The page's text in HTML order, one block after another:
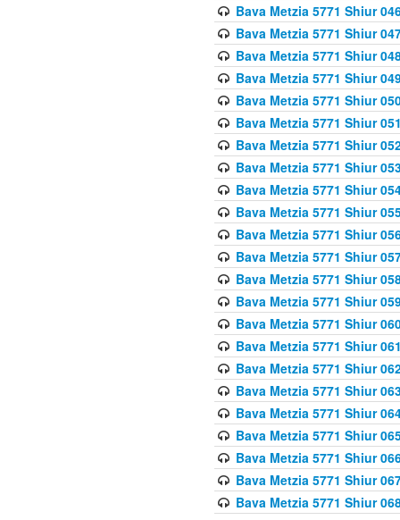
Bava Metzia 5771 Shiur
Bava Metzia 5771 Shiur
Bava Metzia 5771 Shiur
Bava Metzia 5771 Shiur
Bava Metzia 5771 Shiur
Bava Metzia 5771 Shiur
Bava Metzia 5771 Shiur
Bava Metzia 5771 Shiur
Bava Metzia 5771 Shiur
Bava Metzia 5771 Shiur
Bava Metzia 5771 Shiur
Bava Metzia 5771 Shiur
Bava Metzia 5771 Shiur
Bava Metzia 5771 Shiur
Bava Metzia 5771 Shiur
Bava Metzia 5771 Shiur
Bava Metzia 5771 Shiur
Bava Metzia 5771 Shiur
Bava Metzia 5771 Shiur
Bava Metzia 5771 Shiur
Bava Metzia 5771 Shiur
Bava Metzia 5771 Shiur
Bava Metzia 5771 Shiur